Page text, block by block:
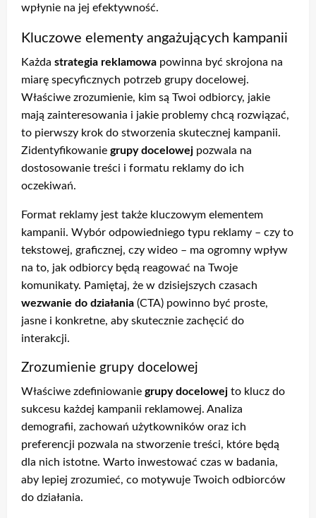
wpłynie na jej efektywność.
Kluczowe elementy angażujących kampanii
Każda strategia reklamowa powinna być skrojona na
miarę specyficznych potrzeb grupy docelowej.
Właściwe zrozumienie, kim są Twoi odbiorcy, jakie
mają zainteresowania i jakie problemy chcą rozwiązać,
to pierwszy krok do stworzenia skutecznej kampanii.
Zidentyfikowanie grupy docelowej pozwala na
dostosowanie treści i formatu reklamy do ich
oczekiwań.
Format reklamy jest także kluczowym elementem
kampanii. Wybór odpowiedniego typu reklamy – czy to
tekstowej, graficznej, czy wideo – ma ogromny wpływ
na to, jak odbiorcy będą reagować na Twoje
komunikaty. Pamiętaj, że w dzisiejszych czasach
wezwanie do działania (CTA) powinno być proste,
jasne i konkretne, aby skutecznie zachęcić do
interakcji.
Zrozumienie grupy docelowej
Właściwe zdefiniowanie grupy docelowej to klucz do
sukcesu każdej kampanii reklamowej. Analiza
demografii, zachowań użytkowników oraz ich
preferencji pozwala na stworzenie treści, które będą
dla nich istotne. Warto inwestować czas w badania,
aby lepiej zrozumieć, co motywuje Twoich odbiorców
do działania.